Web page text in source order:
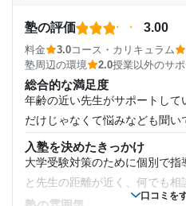
口コミを
塾の評価 3.00
料金 3.0コース・カリキュラム
塾周辺の環境
2.0授業以外のサポ
総合的な満足度
年齢の近い先生がサポートして
だけじゃなくて悩みなども聞い
入塾を決めたきっかけ
大学受験対策のために個別で
と先生の距離が近く、何でも相